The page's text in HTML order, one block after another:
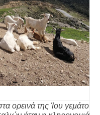
ορεινά της Ίου γεµάτο